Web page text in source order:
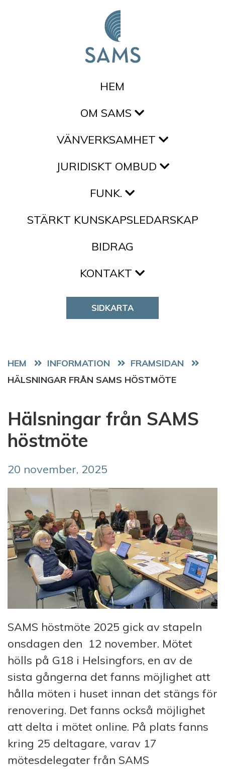
HEM
OM SAMS
VÄNVERKSAMHET
JURIDISKT OMBUD
FUNK.
STÄRKT KUNSKAPSLEDARSKAP
BIDRAG
KONTAKT
SIDKARTA
HEM
FRAMSIDAN
HÄLSNINGAR FRÅN SAMS HÖSTMÖTE
Hälsningar från SAMS
höstmöte
20 november, 2025
SAMS höstmöte 2025 gick av stapeln
onsdagen den 12 november. Mötet
hölls på G18 i Helsingfors, en av de
sista gångerna det fanns möjlighet att
hålla möten i huset innan det stängs för
renovering. Det fanns också möjlighet
att delta i mötet online. På plats fanns
kring 25 deltagare, varav 17
mötesdelegater från SAMS